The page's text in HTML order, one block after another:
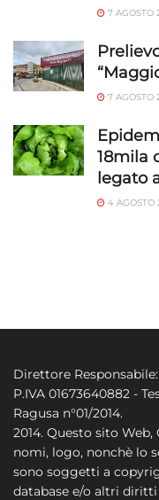
7 AGOSTO
7 AGOSTO
18mila
legato
4 AGOSTO
Direttore
P.IVA 01673640882 -
Ragusa n°01/2014.
2014. Questo sito
nomi, logo, nonchè lo
sono soggetti a
database e/o altri